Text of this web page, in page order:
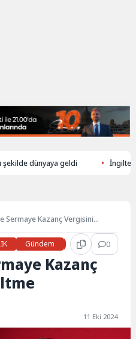
dünyaya geldi
Sermaye Kazanç Vergisini
Gündem Haberler 0
Kazanç
11 Eki 2024